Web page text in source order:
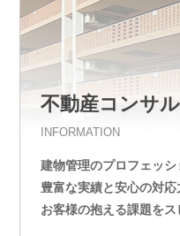
不動産コンサ
INFORMATION
建物管理のプロフェッシ
豊富な実績と安心の対応
お客様の抱える課題をス